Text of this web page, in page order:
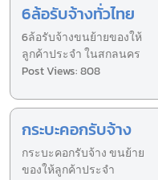
6ล้อรับจ้างทั่วไทย
6ล้อรับจ้างขนย้ายของให้
ลูกค้าประจำ ในสกลนคร
Post Views: 808
กระบะคอกรับจ้าง
กระบะคอกรับจ้าง ขนย้าย
ของให้ลูกค้าประจำ